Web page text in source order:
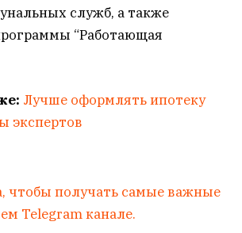
служб, а также
“Работающая
Лучше оформлять ипотеку
экспертов
чтобы получать самые важные
Telegram канале.